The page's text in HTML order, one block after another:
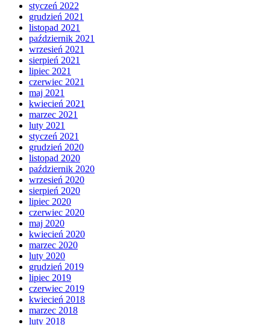
styczeń 2022
grudzień 2021
listopad 2021
październik 2021
wrzesień 2021
sierpień 2021
lipiec 2021
czerwiec 2021
maj 2021
kwiecień 2021
marzec 2021
luty 2021
styczeń 2021
grudzień 2020
listopad 2020
październik 2020
wrzesień 2020
sierpień 2020
lipiec 2020
czerwiec 2020
maj 2020
kwiecień 2020
marzec 2020
luty 2020
grudzień 2019
lipiec 2019
czerwiec 2019
kwiecień 2018
marzec 2018
luty 2018